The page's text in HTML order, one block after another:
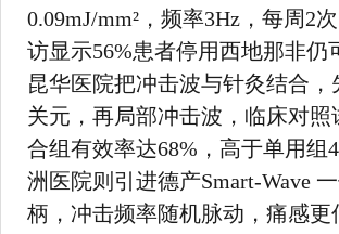
0.09mJ/mm²，频率3Hz，每周2
访显示56%患者停用西地那非仍
昆华医院把冲击波与针灸结合，
关元，再局部冲击波，临床对照
合组有效率达68%，高于单用组
洲医院则引进德产Smart-Wave
柄，冲击频率随机脉动，痛感更